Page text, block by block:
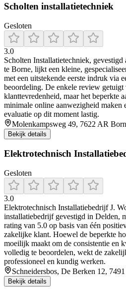
Scholten installatietechniek
Gesloten
3.0
Scholten Installatietechniek,
te Borne, lijkt een kleine,
met een uitstekende eerste indruk via
beoordeling. De enkele review getuigt
klanttevredenheid, maar het beperkte
minimale online aanwezigheid maken
evaluatie op dit moment lastig.
Molenkampsweg 49, 7622 AR
Bekijk details
Elektrotechnisch
Gesloten
3.0
Elektrotechnisch Installatiebedrijf J.
installatiebedrijf gevestigd in Delden,
rating van 5.0 op basis van één
zakelijke klant. Hoewel de beperkte
moeilijk maakt om de consistentie en
volledig te beoordelen, wekt de
professioneel en kundig werken.
Schneidersbos, De Berken 12,
Bekijk details